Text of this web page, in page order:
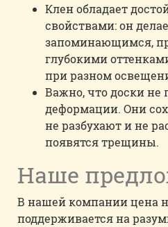
Клен обладает
свойствами: он
запоминающимся,
глубокими
при разном
Важно, что доски не
деформации. Они
не разбухают и не
появятся трещины.
Наше
В нашей компании цена
поддерживается на